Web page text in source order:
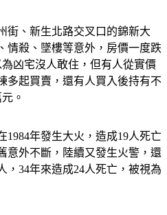
街、新生北路交叉口的錦新大
情殺、墜樓等意外，房價一度跌
凶宅沒人敢住，但有人從實價
多起買賣，還有人買入後持有不
。
1984年發生大火，造成19人死亡
意外不斷，陸續又發生火警，還
，34年來造成24人死亡，被視為